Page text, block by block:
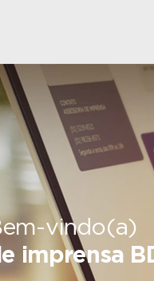
vindo(a)
imprensa